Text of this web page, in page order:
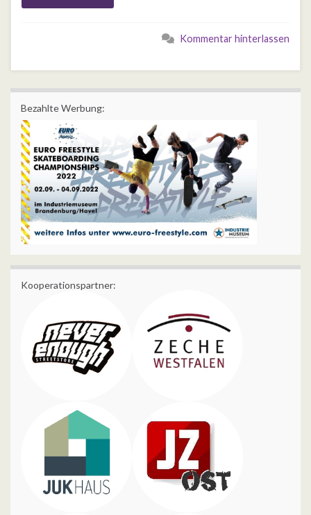
Kommentar hinterlassen
Bezahlte Werbung:
Kooperationspartner: